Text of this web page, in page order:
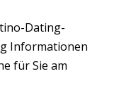
Dating-
Informationen
für Sie am